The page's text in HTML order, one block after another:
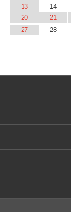
13
14
20
21
27
28